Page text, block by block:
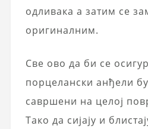
одливака а затим се
оригиналним.
Све ово да би се
порцелански анђели
савршени на целој
Тако да сијају и